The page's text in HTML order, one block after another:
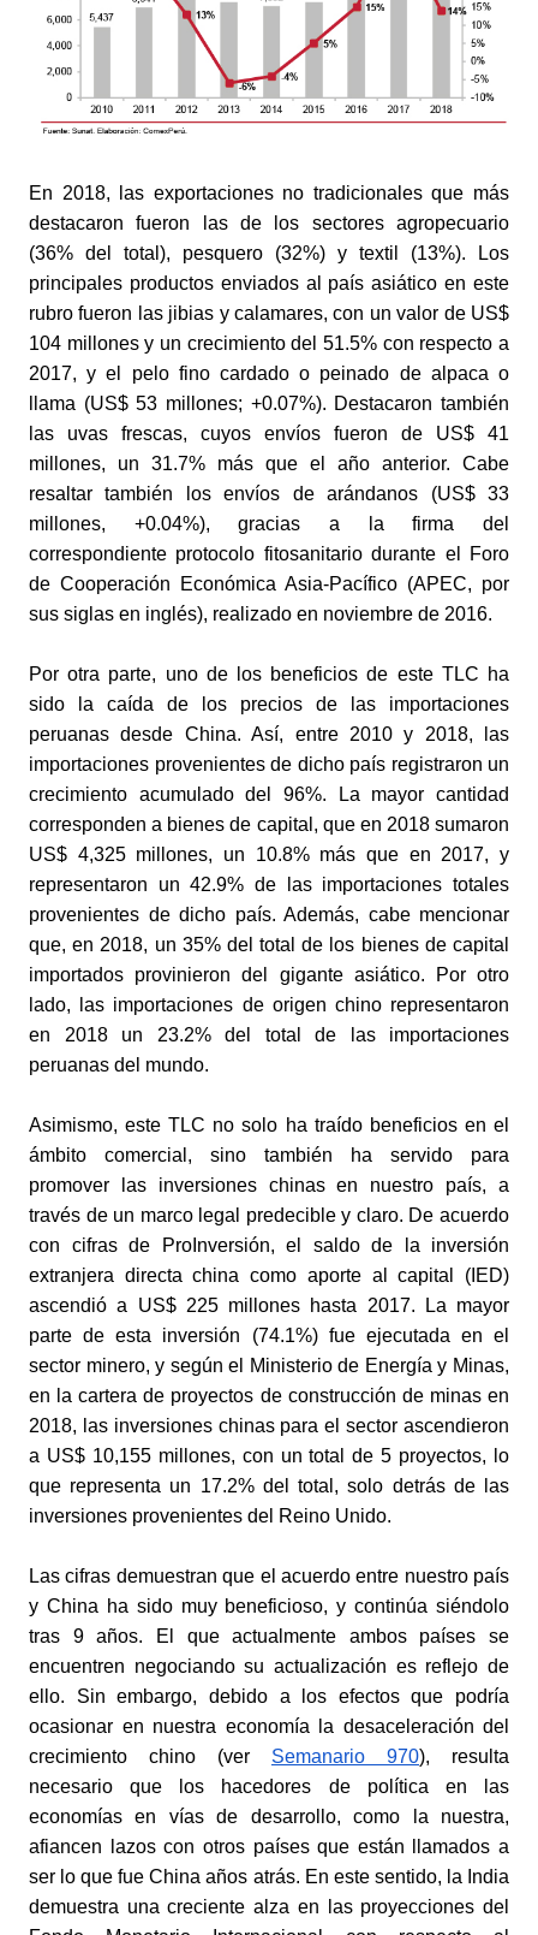
En 2018, las exportaciones no tradicionales que más
destacaron fueron las de los sectores agropecuario
(36% del total), pesquero (32%) y textil (13%). Los
principales productos enviados al país asiático en este
rubro fueron las jibias y calamares, con un valor de US$
104 millones y un crecimiento del 51.5% con respecto a
2017, y el pelo fino cardado o peinado de alpaca o
llama (US$ 53 millones; +0.07%). Destacaron también
las uvas frescas, cuyos envíos fueron de US$ 41
millones, un 31.7% más que el año anterior. Cabe
resaltar también los envíos de arándanos (US$ 33
millones, +0.04%), gracias a la firma del
correspondiente protocolo fitosanitario durante el Foro
de Cooperación Económica Asia-Pacífico (APEC, por
sus siglas en inglés), realizado en noviembre de 2016.
Por otra parte, uno de los beneficios de este TLC ha
sido la caída de los precios de las importaciones
peruanas desde China. Así, entre 2010 y 2018, las
importaciones provenientes de dicho país registraron un
crecimiento acumulado del 96%. La mayor cantidad
corresponden a bienes de capital, que en 2018 sumaron
US$ 4,325 millones, un 10.8% más que en 2017, y
representaron un 42.9% de las importaciones totales
provenientes de dicho país. Además, cabe mencionar
que, en 2018, un 35% del total de los bienes de capital
importados provinieron del gigante asiático. Por otro
lado, las importaciones de origen chino representaron
en 2018 un 23.2% del total de las importaciones
peruanas del mundo.
Asimismo, este TLC no solo ha traído beneficios en el
ámbito comercial, sino también ha servido para
promover las inversiones chinas en nuestro país, a
través de un marco legal predecible y claro. De acuerdo
con cifras de ProInversión, el saldo de la inversión
extranjera directa china como aporte al capital (IED)
ascendió a US$ 225 millones hasta 2017. La mayor
parte de esta inversión (74.1%) fue ejecutada en el
sector minero, y según el Ministerio de Energía y Minas,
en la cartera de proyectos de construcción de minas en
2018, las inversiones chinas para el sector ascendieron
a US$ 10,155 millones, con un total de 5 proyectos, lo
que representa un 17.2% del total, solo detrás de las
inversiones provenientes del Reino Unido.
Las cifras demuestran que el acuerdo entre nuestro país
y China ha sido muy beneficioso, y continúa siéndolo
tras 9 años. El que actualmente ambos países se
encuentren negociando su actualización es reflejo de
ello. Sin embargo, debido a los efectos que podría
ocasionar en nuestra economía la desaceleración del
crecimiento chino (ver
Semanario 970), resulta
necesario que los hacedores de política en las
economías en vías de desarrollo, como la nuestra,
afiancen lazos con otros países que están llamados a
ser lo que fue China años atrás. En este sentido, la India
demuestra una creciente alza en las proyecciones del